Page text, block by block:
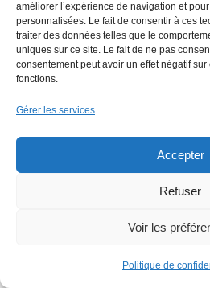
améliorer l’expérience de navigation et
personnalisées. Le fait de consentir à ces
traiter des données telles que le
uniques sur ce site. Le fait de ne pas
consentement peut avoir un effet négatif
fonctions.
Gérer les services
Accepter
Refuser
Voir les
Politique de
Faire un don
impôts) à Hello
Nantes